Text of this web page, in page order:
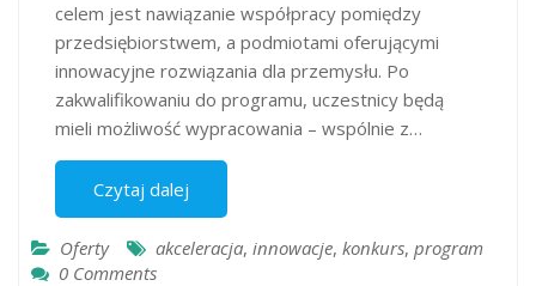
celem jest nawiązanie współpracy pomiędzy
przedsiębiorstwem, a podmiotami oferującymi
innowacyjne rozwiązania dla przemysłu. Po
zakwalifikowaniu do programu, uczestnicy będą
mieli możliwość wypracowania – wspólnie z…
Czytaj dalej
Oferty akceleracja, innowacje, konkurs, program
0 Comments